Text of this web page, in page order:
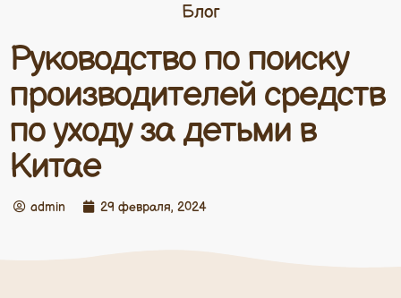
Блог
Руководство по поиску
производителей средств
по уходу за детьми в
Китае
admin 29 февраля, 2024